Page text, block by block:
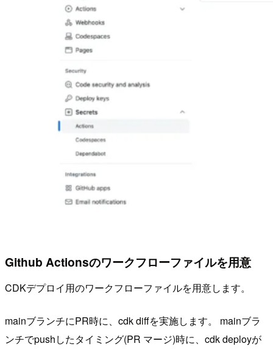
Github Actionsのワークフローファイルを用意
CDKデプロイ用のワークフローファイルを用意します。
mainブランチにPR時に、cdk diffを実施します。 mainブラ
ンチでpushしたタイミング(PR マージ)時に、cdk deployが